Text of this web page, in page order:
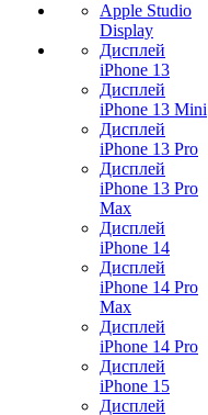
Apple Studio
Display
Дисплей
iPhone 13
Дисплей
iPhone 13 Mini
Дисплей
iPhone 13 Pro
Дисплей
iPhone 13 Pro
Max
Дисплей
iPhone 14
Дисплей
iPhone 14 Pro
Max
Дисплей
iPhone 14 Pro
Дисплей
iPhone 15
Дисплей